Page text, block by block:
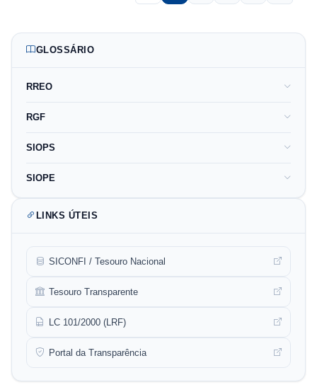
GLOSSÁRIO
RREO
RGF
SIOPS
SIOPE
LINKS ÚTEIS
SICONFI / Tesouro Nacional
Tesouro Transparente
LC 101/2000 (LRF)
Portal da Transparência